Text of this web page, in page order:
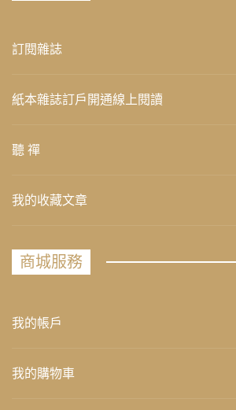
訂閱雜誌
紙本雜誌訂戶開通線上閱讀
聽 禪
我的收藏文章
商城服務
我的帳戶
我的購物車